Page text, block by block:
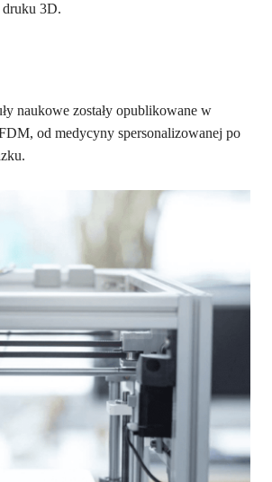
druku 3D.
naukowe zostały opublikowane w
od medycyny spersonalizowanej po